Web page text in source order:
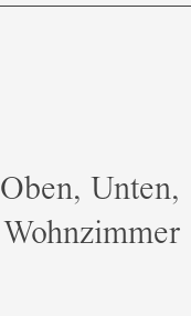
Oben, Unten,
Wohnzimmer